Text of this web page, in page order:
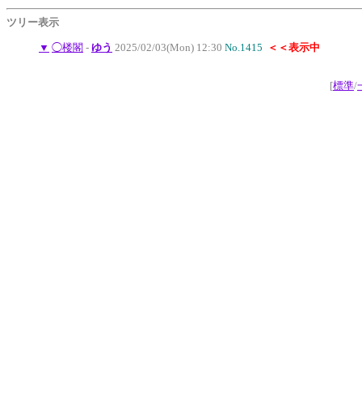
ツリー表示
▼ ◯楼閣 - ゆう 2025/02/03(Mon) 12:30 No.1415 ＜＜表示中
[標準/